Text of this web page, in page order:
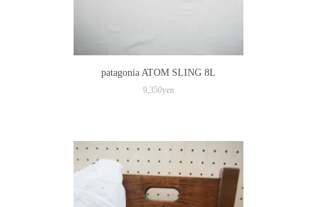
patagonia ATOM SLING 8L
9,350yen